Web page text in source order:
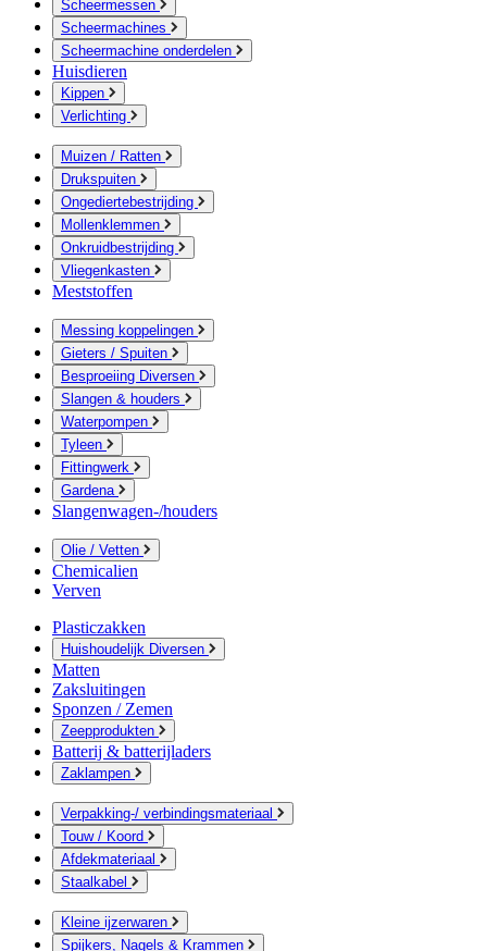
Scheermessen
Scheermachines
Scheermachine onderdelen
Huisdieren
Kippen
Verlichting
Muizen / Ratten
Drukspuiten
Ongediertebestrijding
Mollenklemmen
Onkruidbestrijding
Vliegenkasten
Meststoffen
Messing koppelingen
Gieters / Spuiten
Besproeiing Diversen
Slangen & houders
Waterpompen
Tyleen
Fittingwerk
Gardena
Slangenwagen-/houders
Olie / Vetten
Chemicalien
Verven
Plasticzakken
Huishoudelijk Diversen
Matten
Zaksluitingen
Sponzen / Zemen
Zeepprodukten
Batterij & batterijladers
Zaklampen
Verpakking-/ verbindingsmateriaal
Touw / Koord
Afdekmateriaal
Staalkabel
Kleine ijzerwaren
Spijkers, Nagels & Krammen